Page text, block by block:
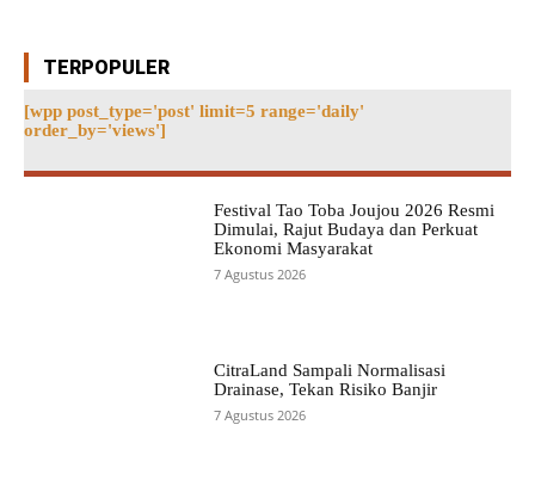
TERPOPULER
[wpp post_type='post' limit=5 range='daily'
order_by='views']
Festival Tao Toba Joujou 2026 Resmi
Dimulai, Rajut Budaya dan Perkuat
Ekonomi Masyarakat
7 Agustus 2026
CitraLand Sampali Normalisasi
Drainase, Tekan Risiko Banjir
7 Agustus 2026